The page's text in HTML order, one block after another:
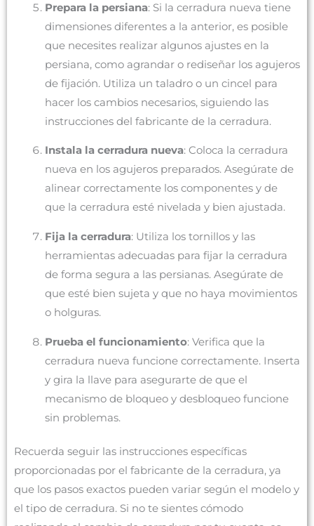
Prepara la persiana: Si la cerradura nueva tiene
dimensiones diferentes a la anterior, es posible
que necesites realizar algunos ajustes en la
persiana, como agrandar o rediseñar los agujeros
de fijación. Utiliza un taladro o un cincel para
hacer los cambios necesarios, siguiendo las
instrucciones del fabricante de la cerradura.
Instala la cerradura nueva: Coloca la cerradura
nueva en los agujeros preparados. Asegúrate de
alinear correctamente los componentes y de
que la cerradura esté nivelada y bien ajustada.
Fija la cerradura: Utiliza los tornillos y las
herramientas adecuadas para fijar la cerradura
de forma segura a las persianas. Asegúrate de
que esté bien sujeta y que no haya movimientos
o holguras.
Prueba el funcionamiento: Verifica que la
cerradura nueva funcione correctamente. Inserta
y gira la llave para asegurarte de que el
mecanismo de bloqueo y desbloqueo funcione
sin problemas.
Recuerda seguir las instrucciones específicas
proporcionadas por el fabricante de la cerradura, ya
que los pasos exactos pueden variar según el modelo y
el tipo de cerradura. Si no te sientes cómodo